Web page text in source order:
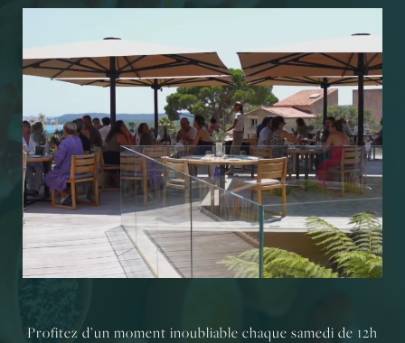
Profitez d’un moment inoubliable chaque samedi de 12h